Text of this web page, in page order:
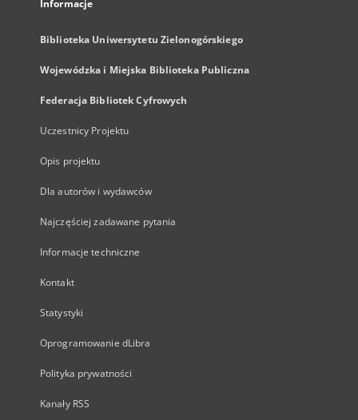
Informacje
Biblioteka Uniwersytetu Zielonogórskiego
Wojewódzka i Miejska Biblioteka Publiczna
Federacja Bibliotek Cyfrowych
Uczestnicy Projektu
Opis projektu
Dla autorów i wydawców
Najczęściej zadawane pytania
Informacje techniczne
Kontakt
Statystyki
Oprogramowanie dLibra
Polityka prywatności
Kanały RSS